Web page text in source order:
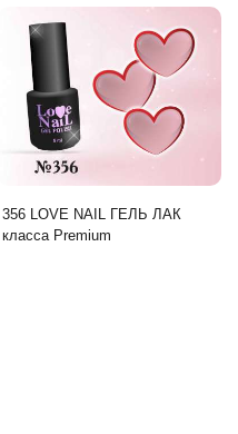
356 LOVE NAIL ГЕЛЬ ЛАК
класса Premium